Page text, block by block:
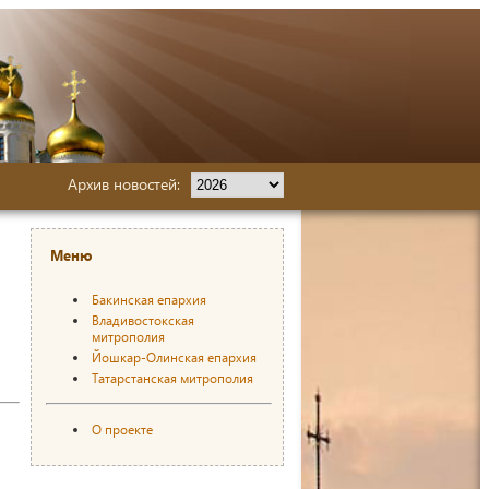
Архив новостей:
Меню
Бакинская епархия
Владивостокская
митрополия
Йошкар-Олинская епархия
Татарстанская митрополия
О проекте